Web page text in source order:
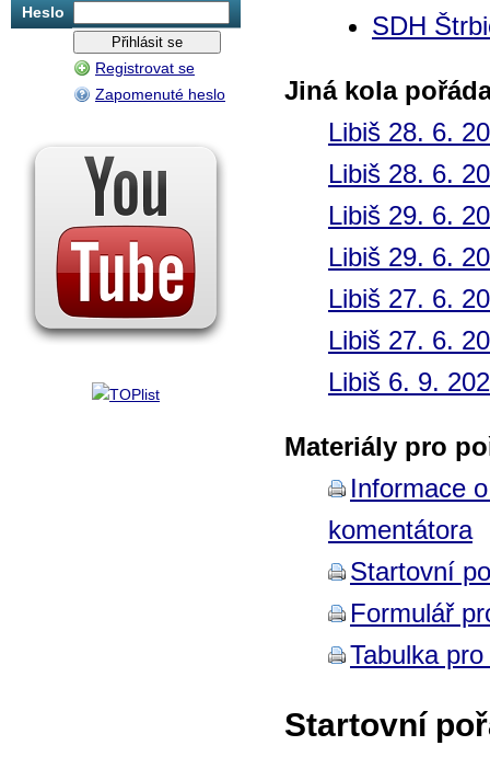
SDH
Jiná kola
Libiš 28. 6.
Libiš 28. 6.
Libiš 29. 6.
Libiš 29. 6.
Libiš 27. 6.
Libiš 27. 6.
Libiš 6. 9.
Materiály pro
Informace
komentátora
Startovní
Formulář
Tabulka
Startovní
Heslo
Registrovat se
Zapomenuté heslo